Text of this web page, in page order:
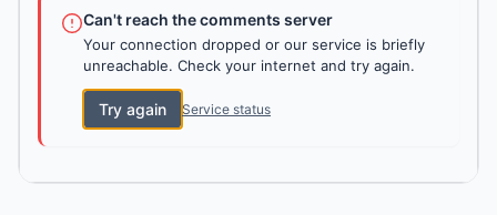
Can't reach the comments server
Your connection dropped or our service is briefly
unreachable. Check your internet and try again.
Try again Service status